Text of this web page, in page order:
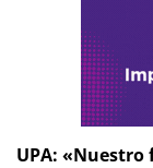
UPA: